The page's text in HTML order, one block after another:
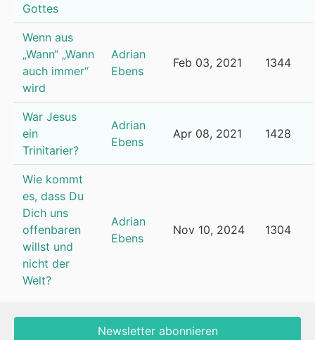
Gottes
Wenn aus
„Wann“ „Wann
auch immer“
wird
Adrian
Ebens
Feb 03, 2021 1344
War Jesus
ein
Trinitarier?
Adrian
Ebens
Apr 08, 2021 1428
Wie kommt
es, dass Du
Dich uns
offenbaren
willst und
nicht der
Welt?
Adrian
Ebens
Nov 10, 2024 1304
Newsletter abonnieren